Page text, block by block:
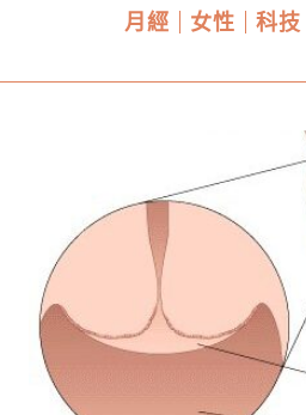
月經 女性 科技